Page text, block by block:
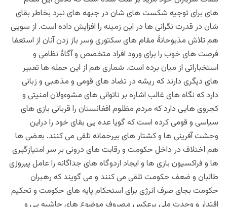
های برای توجیه شکست های شان در جبهه های نبرد بخاطر بقای
شان در قدرت نگرانی ها در این زمینه را افزایش داده است. از سویی
هم تلاش مذبوحانۀ مقام های سکتوری وسر باز زدن آنان از استعفا
فرصت های خوب را برای ورود افراد متخصص و آگاۀ نظامی و
استخباراتی از میان برده است. شماری هم از این حمله ها تعبیر
های دیگری دارند که ریشه در تضاد های قومی و مذهبی و زبانی
دارد که نگاه های غالب اشاره بر ناتوانی های مشوءولان امنیتی و
کجروی هایی دارد که مردم مظلوم افغانستان را قربانی بازی های
سیاسی و قومی کرده است که گویا عده یی بقای خود را دراین
وحشت آفرینی ها و کشتار های بیرحمانه تلقی می کنند. بعضی ها
هم اختلاف در داخل حکومت و رقابت های درونی بر سر امتیازگیری
ها و فراکسیون بازی ها و ایجاد اردوگاه های جداگانه را عامل پیروزی
طالبان و ضعف حکومت تلقی می کنند و می گویند که رهبران
حکومت بجای صرف انرژی برای استحکام پایه های حکومت و تحکیم